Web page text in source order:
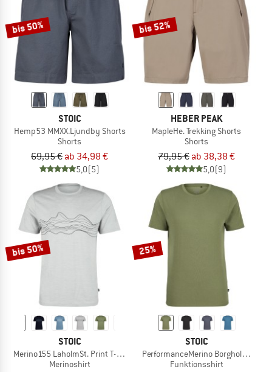
bis 50%
STOIC
Hemp53 MMXX.Ljundby Shorts
Shorts
69,95 € ab 34,98 €
5,0(5)
bis 52%
HEBER PEAK
MapleHe. Trekking Shorts
Shorts
79,95 € ab 38,38 €
5,0(9)
bis 50%
STOIC
Merino155 LaholmSt. Print T-Shirt Lines
Merinoshirt
25%
STOIC
PerformanceMerino BorgholmSt. T-
Funktionsshirt